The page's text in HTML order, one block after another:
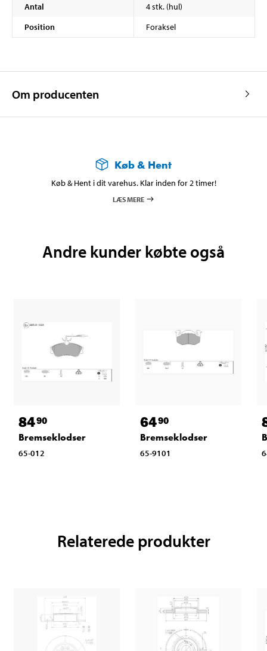
Antal
4 stk. (hul)
Position
Foraksel
Om producenten
Køb & Hent
Køb & Hent i dit varehus. Klar inden for 2 timer!
LÆS MERE
Andre kunder købte også
8490
Bremseklodser
65-012
6490
Bremseklodser
65-9101
Relaterede produkter